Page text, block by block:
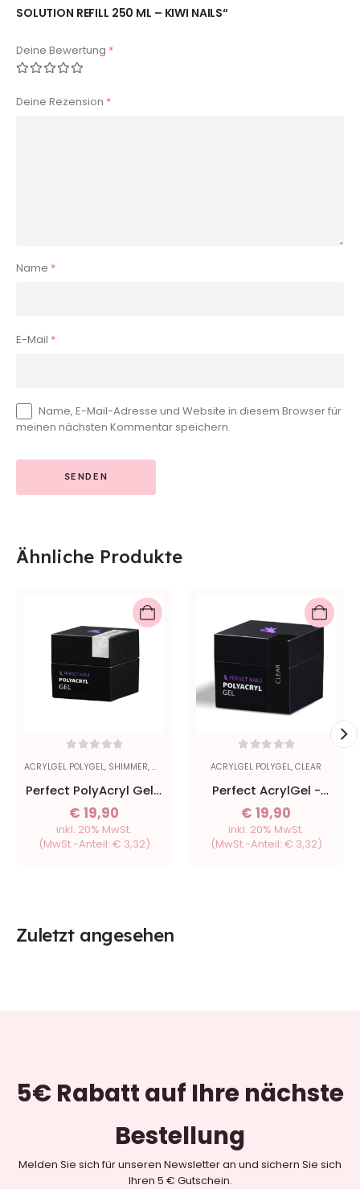
SOLUTION REFILL 250 ML – KIWI NAILS“
Deine Bewertung *
Deine Rezension *
Name *
E-Mail *
Name, E-Mail-Adresse und Website in diesem Browser für
meinen nächsten Kommentar speichern.
Ähnliche Produkte
ACRYLGEL POLYGEL, SHIMMER, WHITE
Perfect PolyAcryl Gel -
White Glitter 15g
€ 19,90
inkl. 20% MwSt.
(MwSt.-Anteil: € 3,32)
ACRYLGEL POLYGEL, CLEAR
Perfect AcrylGel -
Acrylic Clear 15g
€ 19,90
inkl. 20% MwSt.
(MwSt.-Anteil: € 3,32)
Zuletzt angesehen
5€ Rabattauf Ihre nächste
Bestellung
Melden Sie sich für unseren Newsletter an und sichern Sie sich
Ihren 5 € Gutschein.